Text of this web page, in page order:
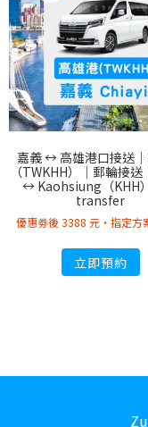
嘉義 ↔︎ 高雄港口接送
（TWKHH）｜郵輪接
↔︎ Kaohsiung（KHH
transfer
優惠劵後 3388 元・指定方
立即預約